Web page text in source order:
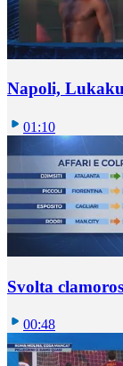
Napoli,
01:10
Svolta
00:48